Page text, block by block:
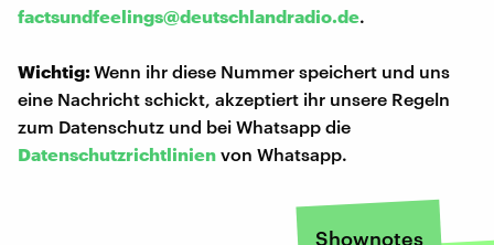
factsundfeelings@deutschlandradio.de.
Wichtig:Wenn ihr diese Nummer speichert und uns
eine Nachricht schickt, akzeptiert ihr unsere Regeln
zum Datenschutz und bei Whatsapp die
Datenschutzrichtlinien von Whatsapp.
Shownotes